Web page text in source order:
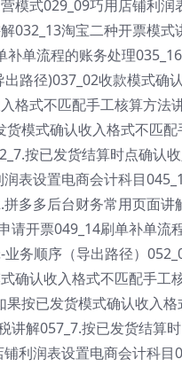
模式029_09巧用店铺利
032_13淘宝二种开票模
单流程的账务处理
路径)037_02收款模式确
格式不匹配手工核算方法
模式确认收入格式不匹
按已发货结算时点确认
表设置电商会计科目
多多后台财务常用页面
请开票049_14刷单补单
务顺序（导出路径）
确认收入格式不匹配手工
按已发货模式确认收入
讲解057_7.按已发货结算
利润表设置电商会计科目